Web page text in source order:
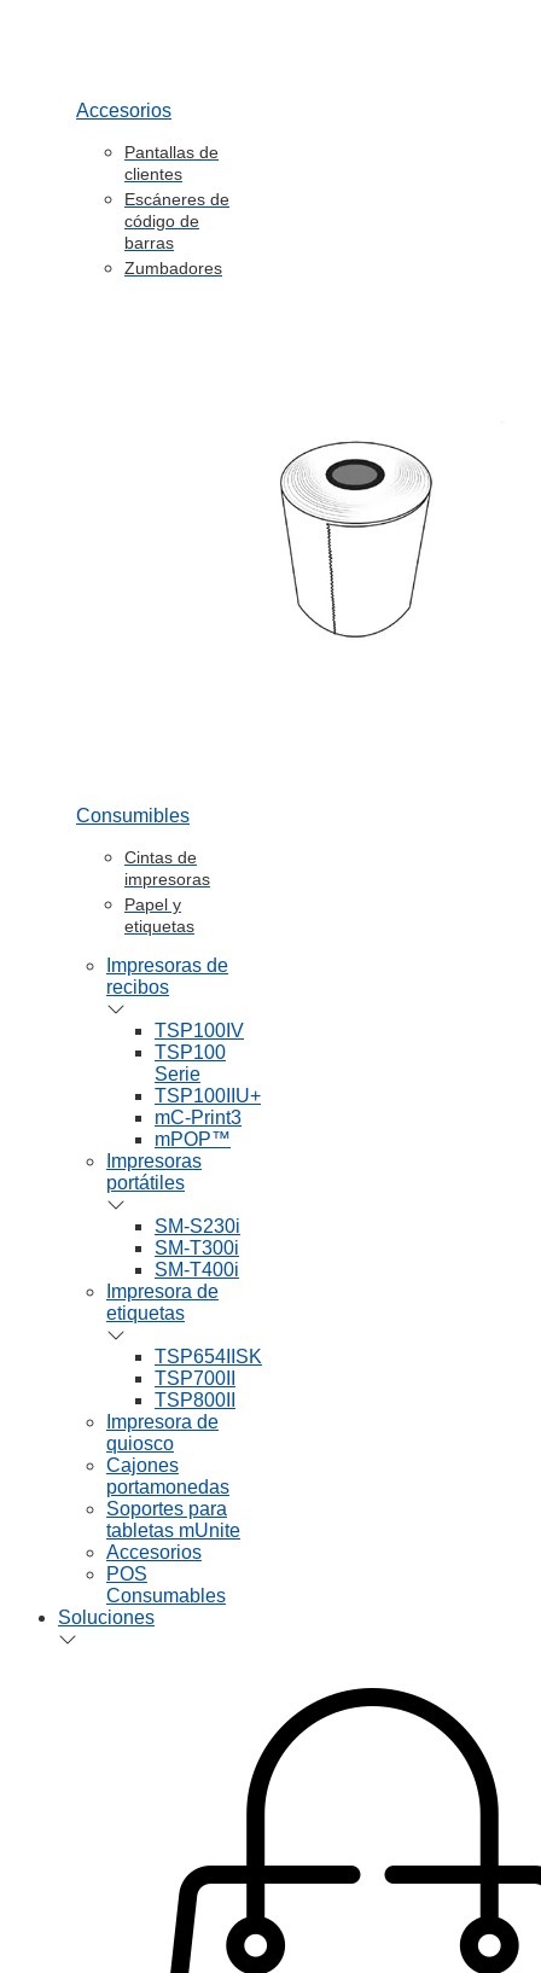
Accesorios
Pantallas de
clientes
Escáneres de
código de
barras
Zumbadores
Consumibles
Cintas de
impresoras
Papel y
etiquetas
Impresoras de
recibos
TSP100IV
TSP100
Serie
TSP100IIU+
mC-Print3
mPOP™
Impresoras
portátiles
SM-S230i
SM-T300i
SM-T400i
Impresora de
etiquetas
TSP654IISK
TSP700II
TSP800II
Impresora de
quiosco
Cajones
portamonedas
Soportes para
tabletas mUnite
Accesorios
POS
Consumables
Soluciones